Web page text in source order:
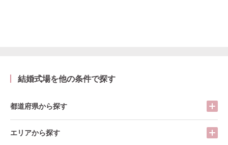
結婚式場を他の条件で探す
都道府県から探す
エリアから探す